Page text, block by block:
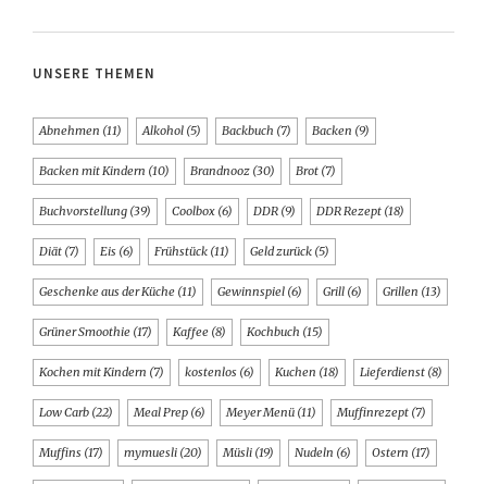
UNSERE THEMEN
Abnehmen (11) Alkohol (5) Backbuch (7) Backen (9)
Backen mit Kindern (10) Brandnooz (30) Brot (7)
Buchvorstellung (39) Coolbox (6) DDR (9) DDR Rezept (18)
Diät (7) Eis (6) Frühstück (11) Geld zurück (5)
Geschenke aus der Küche (11) Gewinnspiel (6) Grill (6) Grillen (13)
Grüner Smoothie (17) Kaffee (8) Kochbuch (15)
Kochen mit Kindern (7) kostenlos (6) Kuchen (18) Lieferdienst (8)
Low Carb (22) Meal Prep (6) Meyer Menü (11) Muffinrezept (7)
Muffins (17) mymuesli (20) Müsli (19) Nudeln (6) Ostern (17)